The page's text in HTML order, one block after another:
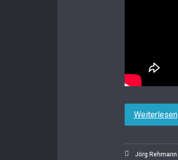
Weiterlesen
Jörg Rehmann